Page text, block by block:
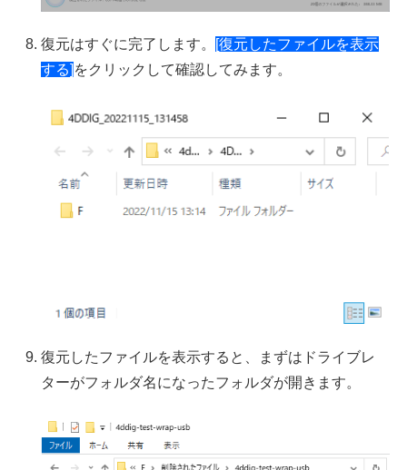
復元はすぐに完了します。
[復元したファイルを表示
する] をクリックして確認してみます。
復元したファイルを表示すると、まずはドライブレ
ターがフォルダ名になったフォルダが開きます。